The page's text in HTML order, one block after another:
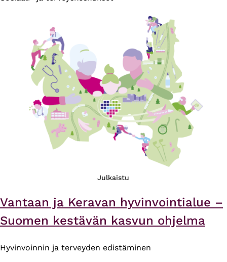
Julkaistu
Vantaan ja Keravan hyvinvointialue –
Suomen kestävän kasvun ohjelma
Hyvinvoinnin ja terveyden edistäminen